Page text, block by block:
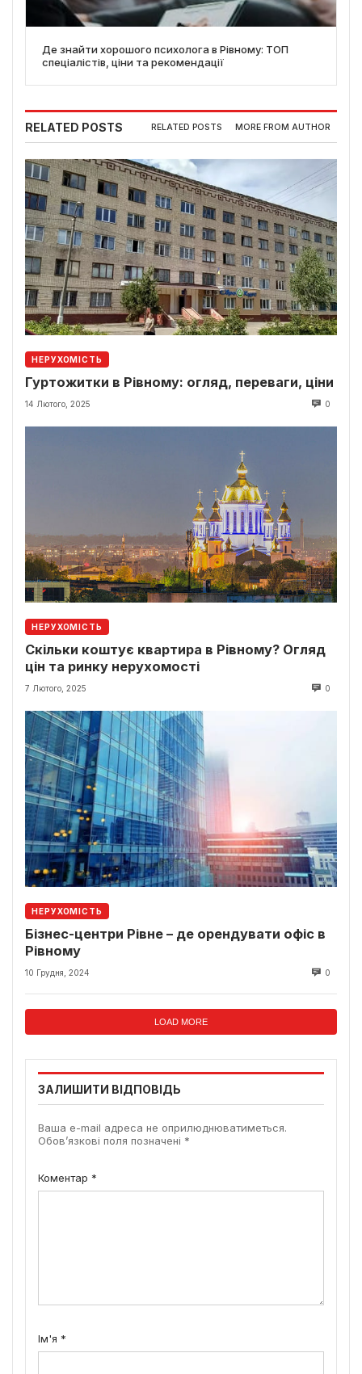
Де знайти хорошого психолога в Рівному: ТОП
спеціалістів, ціни та рекомендації
RELATED POSTS RELATED POSTS MORE FROM AUTHOR
НЕРУХОМІСТЬ
Гуртожитки в Рівному: огляд, переваги, ціни
14 Лютого, 2025 0
НЕРУХОМІСТЬ
Скільки коштує квартира в Рівному? Огляд
цін та ринку нерухомості
7 Лютого, 2025 0
НЕРУХОМІСТЬ
Бізнес-центри Рівне – де орендувати офіс в
Рівному
10 Грудня, 2024 0
LOAD MORE
ЗАЛИШИТИ ВІДПОВІДЬ
Ваша e-mail адреса не оприлюднюватиметься.
Обов’язкові поля позначені *
Коментар *
Ім'я *